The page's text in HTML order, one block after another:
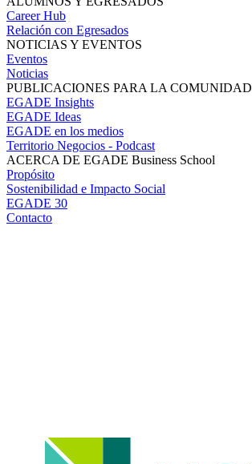
Career Hub
Relación con Egresados
NOTICIAS Y EVENTOS
Eventos
Noticias
PUBLICACIONES PARA LA COMUNIDAD
EGADE Insights
EGADE Ideas
EGADE en los medios
Territorio Negocios - Podcast
ACERCA DE EGADE Business School
Propósito
Sostenibilidad e Impacto Social
EGADE 30
Contacto